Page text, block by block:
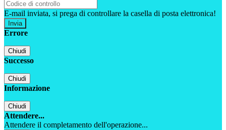
E-mail inviata, si prega di controllare la casella di posta elettronica!
Errore
Chiudi
Successo
Chiudi
Informazione
Chiudi
Attendere...
Attendere il completamento dell'operazione...